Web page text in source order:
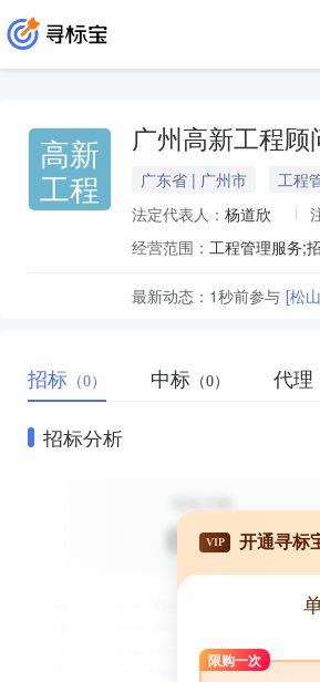
高新
工程
广州高新工程顾
广东省 | 广州市 工程
法定代表人： 杨道欣
经营范围：
最新动态： 1秒前参与 [松
招标 （0） 中标 （0） 代理
招标分析
VIP 开通寻标
限购一次